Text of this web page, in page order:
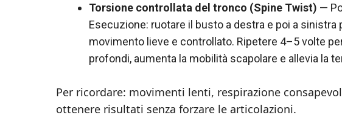
Torsione controllata del tronco (Spine Twist) —
Esecuzione: ruotare il busto a destra e poi a sinistra
movimento lieve e controllato. Ripetere 4–5 volte
profondi, aumenta la mobilità scapolare e allevia la
Per ricordare: movimenti lenti, respirazione
ottenere risultati senza forzare le articolazioni.